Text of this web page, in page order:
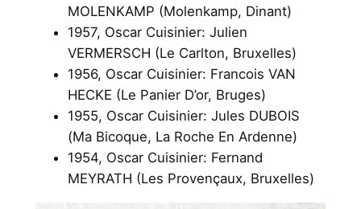
MOLENKAMP (Molenkamp, Dinant)
1957, Oscar Cuisinier: Julien
VERMERSCH (Le Carlton, Bruxelles)
1956, Oscar Cuisinier: Francois VAN
HECKE (Le Panier D’or, Bruges)
1955, Oscar Cuisinier: Jules DUBOIS
(Ma Bicoque, La Roche En Ardenne)
1954, Oscar Cuisinier: Fernand
MEYRATH (Les Provençaux, Bruxelles)